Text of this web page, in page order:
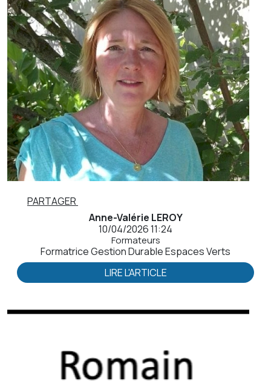
PARTAGER
Anne-Valérie LEROY
10/04/2026 11:24
Formateurs
Formatrice Gestion Durable Espaces Verts
LIRE L'ARTICLE